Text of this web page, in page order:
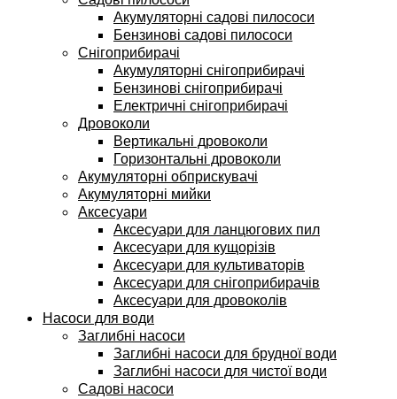
Акумуляторні садові пилососи
Бензинові садові пилососи
Снігоприбирачі
Акумуляторні снігоприбирачі
Бензинові снігоприбирачі
Електричні снігоприбирачі
Дровоколи
Вертикальні дровоколи
Горизонтальні дровоколи
Акумуляторні обприскувачі
Акумуляторні мийки
Аксесуари
Аксесуари для ланцюгових пил
Аксесуари для кущорізів
Аксесуари для культиваторів
Аксесуари для снігоприбирачів
Аксесуари для дровоколів
Насоси для води
Заглибні насоси
Заглибні насоси для брудної води
Заглибні насоси для чистої води
Садові насоси